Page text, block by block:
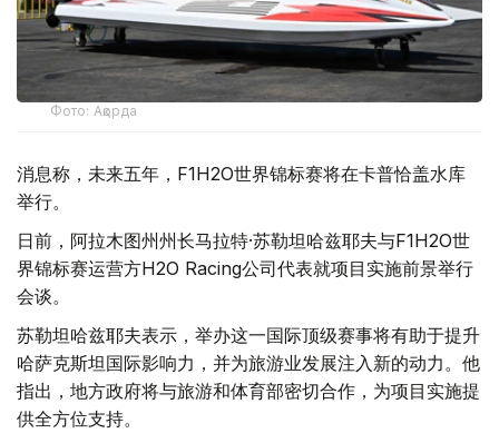
Фото: Ақорда
消息称，未来五年，F1H2O世界锦标赛将在卡普恰盖水库
举行。
日前，阿拉木图州州长马拉特·苏勒坦哈兹耶夫与F1H2O世
界锦标赛运营方H2O Racing公司代表就项目实施前景举行
会谈。
苏勒坦哈兹耶夫表示，举办这一国际顶级赛事将有助于提升
哈萨克斯坦国际影响力，并为旅游业发展注入新的动力。他
指出，地方政府将与旅游和体育部密切合作，为项目实施提
供全方位支持。